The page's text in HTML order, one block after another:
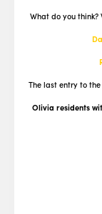
What do you
The last entry to
Olivia residents